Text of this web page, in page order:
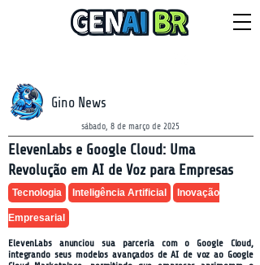
Gino News
sábado, 8 de março de 2025
ElevenLabs e Google Cloud: Uma
Revolução em AI de Voz para Empresas
Tecnologia Inteligência Artificial Inovação
Empresarial
ElevenLabs anunciou sua parceria com o Google Cloud,
integrando seus modelos avançados de AI de voz ao Google